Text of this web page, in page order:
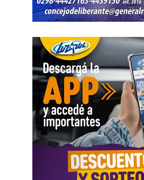
dañada y se colocó una valla
accidentes.
Como parte del operativo, se
funcionamiento las bombas
José Ingenieros y Mendoza, y en 9
Belgrano, con el objetivo de
agua acumulada.
Las tareas continuarán durante la
Chacramonte con la intervención de
maquinaria vial. Además, el
vez que las calles de ripio se
permita, se retomarán los trabajos de